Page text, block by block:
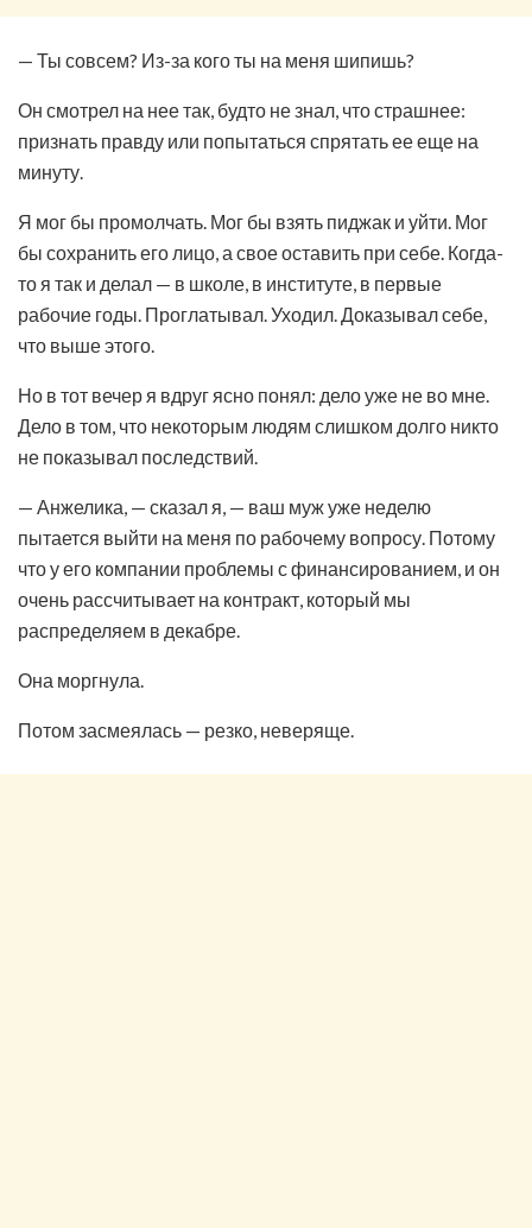
— Ты совсем? Из-за кого ты на меня шипишь?
Он смотрел на нее так, будто не знал, что страшнее:
признать правду или попытаться спрятать ее еще на
минуту.
Я мог бы промолчать. Мог бы взять пиджак и уйти. Мог
бы сохранить его лицо, а свое оставить при себе. Когда-
то я так и делал — в школе, в институте, в первые
рабочие годы. Проглатывал. Уходил. Доказывал себе,
что выше этого.
Но в тот вечер я вдруг ясно понял: дело уже не во мне.
Дело в том, что некоторым людям слишком долго никто
не показывал последствий.
— Анжелика, — сказал я, — ваш муж уже неделю
пытается выйти на меня по рабочему вопросу. Потому
что у его компании проблемы с финансированием, и он
очень рассчитывает на контракт, который мы
распределяем в декабре.
Она моргнула.
Потом засмеялась — резко, неверяще.